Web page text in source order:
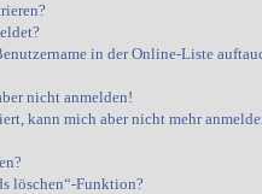
in der Online-Liste
nicht anmelden!
kann mich aber nicht mehr
löschen“-Funktion?